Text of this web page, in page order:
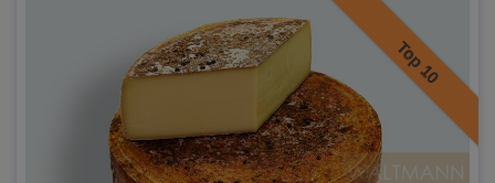
Top 10